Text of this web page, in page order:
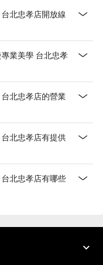
北忠孝店開放線
業美學 台北忠孝
北忠孝店的營業
北忠孝店有提供
北忠孝店有哪些